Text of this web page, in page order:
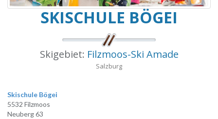
SKISCHULE BÖGEI
Skigebiet: Filzmoos-Ski Amade
Salzburg
Skischule Bögei
5532 Filzmoos
Neuberg 63